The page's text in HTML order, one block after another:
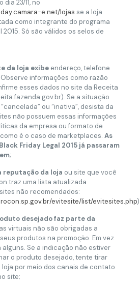
23/11, no
e.net/lojas se a loja
como integrante do programa
2015. Só são válidos os selos de
da loja exibeendereço, telefone
informações como razão
esses dados no site da Receita
Se a situação
ou “inativa”, desista da
não possuem essas informações
da empresa ou formato de
é o caso de marketplaces. As
Friday Legal 2015 já passaram
;
reputação da loja ou site que você
traz uma lista atualizada
não recomendados:
evitesite/list/evitesites.php
desejado faz parte da
virtuais não são obrigadas a
produtos na promoção. Em vez
alguns. Se a indicação não estiver
o produto desejado, tente tirar
loja por meio dos canais de contato
site;